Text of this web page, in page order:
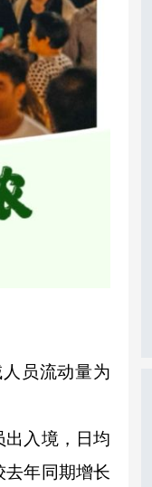
员流动量为
入境，日均
去年同期增长